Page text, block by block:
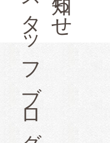
／スタッフブログ